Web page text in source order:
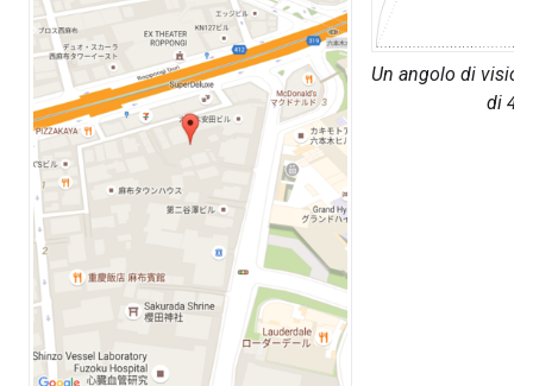
Un angolo di
di 45